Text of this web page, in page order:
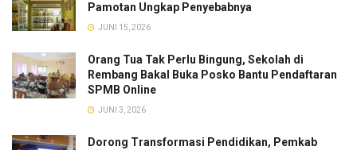
Pamotan Ungkap Penyebabnya
JUNI 15, 2026
Orang Tua Tak Perlu Bingung, Sekolah di
Rembang Bakal Buka Posko Bantu Pendaftaran
SPMB Online
JUNI 3, 2026
Dorong Transformasi Pendidikan, Pemkab